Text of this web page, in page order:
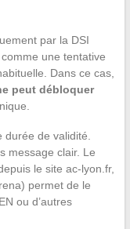
par la DSI
une tentative
Dans ce cas,
peut débloquer
de validité.
message clair. Le
le site ac-lyon.fr,
permet de le
ou d’autres